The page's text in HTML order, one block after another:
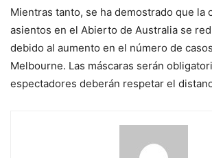
Mientras tanto, se ha demostrado que la
asientos en el Abierto de Australia se
debido al aumento en el número de
Melbourne. Las máscaras serán
espectadores deberán respetar el